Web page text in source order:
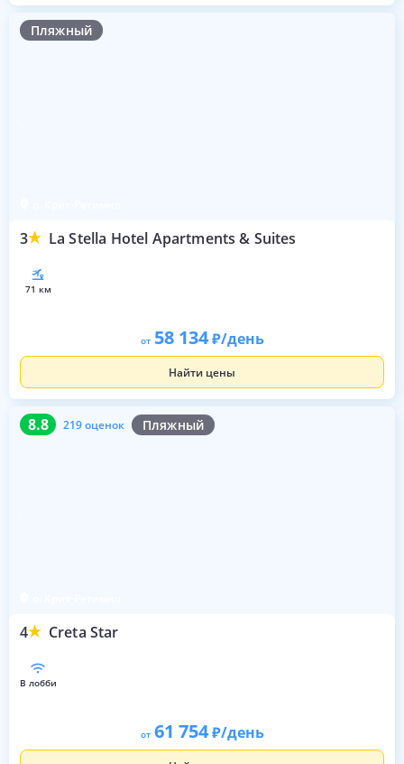
Пляжный
3 La Stella Hotel Apartments & Suites
71 км
от 58 134 /день
Найти цены
8.8 219 оценок Пляжный
4 Creta Star
8.8 219 оценок
в лобби
от 61 754 /день